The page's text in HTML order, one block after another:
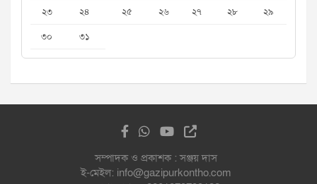
২৩
২৪ ২৫ ২৬ ২৭ ২৮
২৯
৩০
৩১
সম্পাদক ও প্রকাশক : সঞ্জয় দাস
ই-মেইল: info@gazipurkontho.com